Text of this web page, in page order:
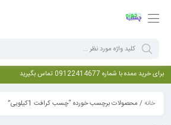
برای خرید عمده با شماره 09122414677 تماس بگیرید
خانه/ محصولات برچسب خورده “چسب کرافت 1کیلویی”